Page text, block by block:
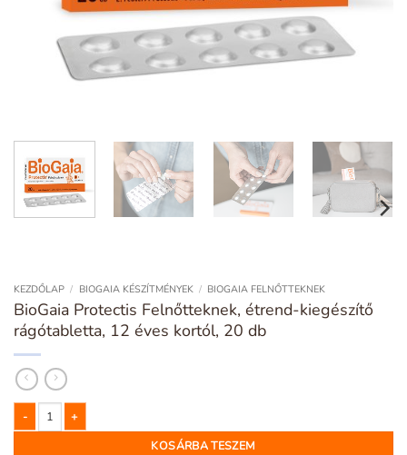
KEZDŐLAP / BIOGAIA KÉSZÍTMÉNYEK / BIOGAIA FELNŐTTEKNEK
BioGaia Protectis Felnőtteknek, étrend-kiegészítő
rágótabletta, 12 éves kortól, 20 db
BioGaia Protectis Felnőtteknek, étrend-kiegészítő rágótabletta, 12 éves kortól, 20
KOSÁRBA TESZEM